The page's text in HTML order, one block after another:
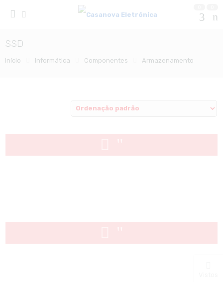
SSD
Início Informática Componentes Armazenamento